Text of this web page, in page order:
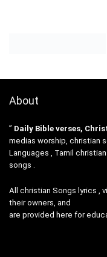
About
” Daily Bible verses,
medias worship, christian
Languages , Tamil
songs .
All christian Songs lyrics ,
their owners, and
are provided here for